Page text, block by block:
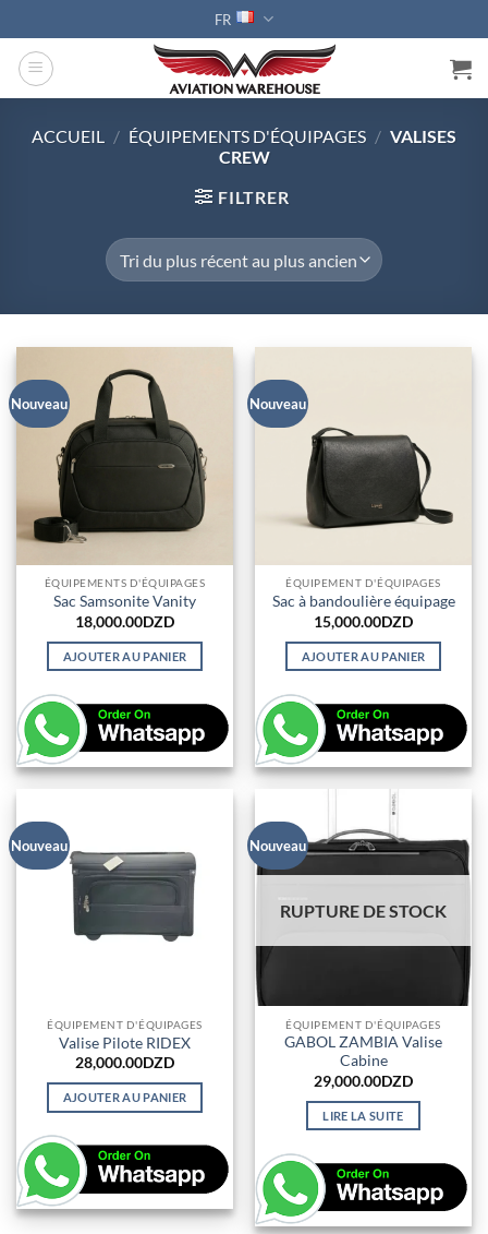
au
contenu
FR
ACCUEIL / ÉQUIPEMENTS D'ÉQUIPAGES / VALISES
CREW
FILTRER
Nouveau
ÉQUIPEMENTS D'ÉQUIPAGES
Sac Samsonite Vanity
18,000.00DZD
AJOUTER AU PANIER
Nouveau
ÉQUIPEMENT D'ÉQUIPAGES
Sac à bandoulière équipage
15,000.00DZD
AJOUTER AU PANIER
Nouveau
ÉQUIPEMENT D'ÉQUIPAGES
Valise Pilote RIDEX
28,000.00DZD
AJOUTER AU PANIER
Nouveau
RUPTURE DE STOCK
ÉQUIPEMENT D'ÉQUIPAGES
GABOL ZAMBIA Valise
Cabine
29,000.00DZD
LIRE LA SUITE